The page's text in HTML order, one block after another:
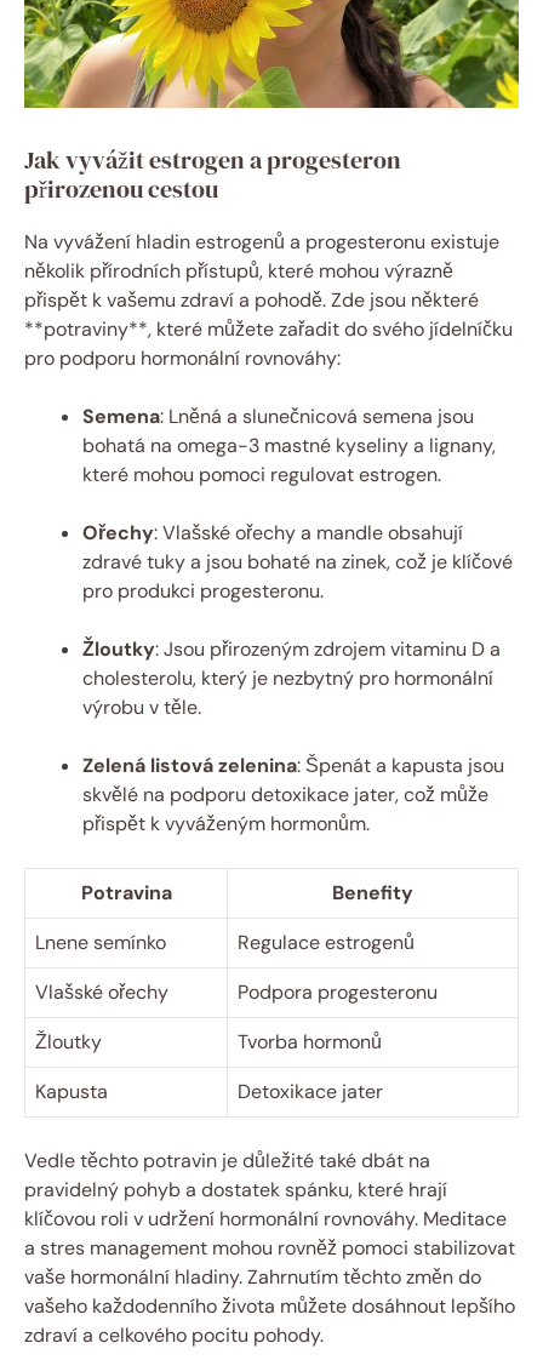
Jak vyvážit estrogen a progesteron
přirozenou cestou
Na vyvážení hladin estrogenů a progesteronu existuje
několik přírodních přístupů, které mohou výrazně
přispět k vašemu zdraví a pohodě. Zde jsou některé
**potraviny**, které můžete zařadit do svého jídelníčku
pro podporu hormonální rovnováhy:
Semena: Lněná a slunečnicová semena jsou
bohatá na omega-3 mastné kyseliny a lignany,
které mohou pomoci regulovat estrogen.
Ořechy: Vlašské ořechy a mandle obsahují
zdravé tuky a jsou bohaté na zinek, což je klíčové
pro produkci progesteronu.
Žloutky: Jsou přirozeným zdrojem vitaminu D a
cholesterolu, který je nezbytný pro hormonální
výrobu v těle.
Zelená listová zelenina: Špenát a kapusta jsou
skvělé na podporu detoxikace jater, což může
přispět k vyváženým hormonům.
Potravina
Benefity
Lnene semínko
Regulace estrogenů
Vlašské ořechy
Podpora progesteronu
Žloutky
Tvorba hormonů
Kapusta
Detoxikace jater
Vedle těchto potravin je důležité také dbát na
pravidelný pohyb a dostatek spánku, které hrají
klíčovou roli v udržení hormonální rovnováhy. Meditace
a stres management mohou rovněž pomoci stabilizovat
vaše hormonální hladiny. Zahrnutím těchto změn do
vašeho každodenního života můžete dosáhnout lepšího
zdraví a celkového pocitu pohody.